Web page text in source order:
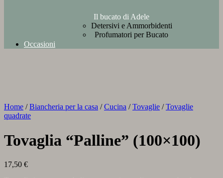
Il bucato di Adele
Detersivi e Ammorbidenti
Profumatori per Bucato
Occasioni
Home / Biancheria per la casa / Cucina / Tovaglie / Tovaglie
quadrate
Tovaglia “Palline” (100×100)
17,50 €